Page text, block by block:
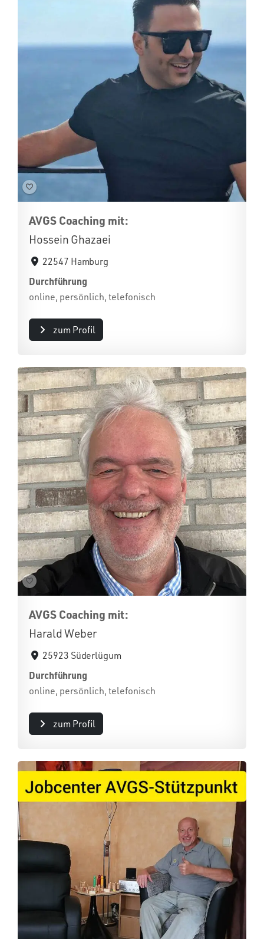
AVGS Coaching mit:
Hossein Ghazaei
22547 Hamburg
Durchführung
online, persönlich, telefonisch
zum Profil
AVGS Coaching mit:
Harald Weber
25923 Süderlügum
Durchführung
online, persönlich, telefonisch
zum Profil